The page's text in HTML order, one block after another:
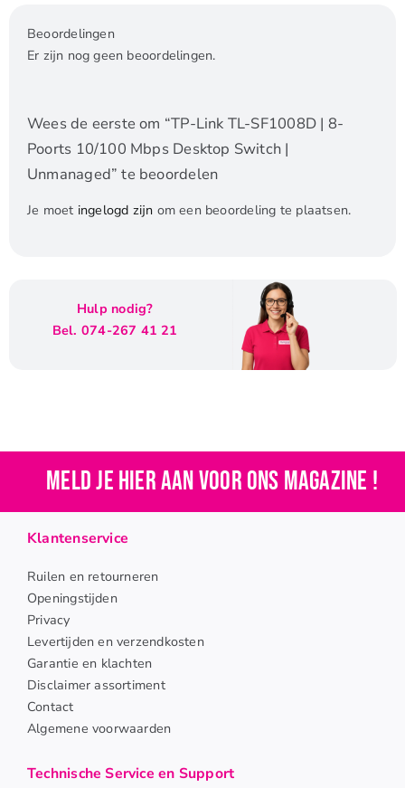
Beoordelingen
Er zijn nog geen beoordelingen.
Wees de eerste om “TP-Link TL-SF1008D | 8-
Poorts 10/100 Mbps Desktop Switch |
Unmanaged” te beoordelen
Je moet ingelogd zijn om een beoordeling te plaatsen.
Hulp nodig?
Bel. 074-267 41 21
Meld je hier aan voor ons magazine !
Klantenservice
Ruilen en retourneren
Openingstijden
Privacy
Levertijden en verzendkosten
Garantie en klachten
Disclaimer assortiment
Contact
Algemene voorwaarden
Technische Service en Support